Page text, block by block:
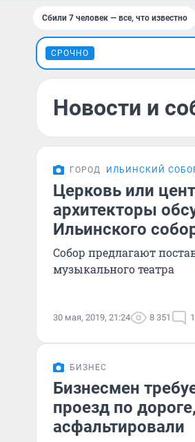
Сбили 7 человек — все, что известно
СРОЧНО
Новости и
ГОРОД ИЛЬИНСКИЙ
Церковь или
архитекторы
Ильинского
Собор предлагают
музыкального театра
30 мая, 2019, 21:24 8 351
БИЗНЕС
Бизнесмен
проезд по
асфальтировали